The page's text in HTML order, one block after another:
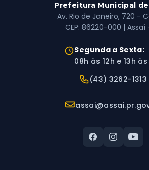
Prefeitura Municipal
Av. Rio de Janeiro, 720 -
CEP: 86220-000 | Assaí
Horário de
Segunda a Sexta:
08h às 12h e 13h às
Telefone:
(43) 3262-1313
E-mail: